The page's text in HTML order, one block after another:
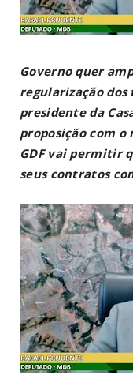
Governo quer
regularização dos
presidente da
proposição com
GDF vai permitir
seus contratos